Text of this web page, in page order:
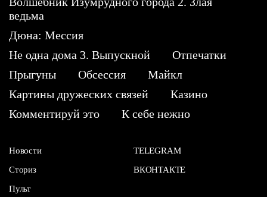
ведьма
Дюна: Мессия
Не одна дома 3. Выпускной
Отпечатки
Прыгуны
Обсессия
Майкл
Картины дружеских связей
Казино
Комментируй это
К себе нежно
Новости
Сториз
Пульт
TELEGRAM
ВКОНТАКТЕ